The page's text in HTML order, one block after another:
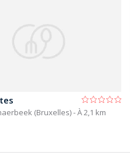
(Bruxelles)- À 2,1 km